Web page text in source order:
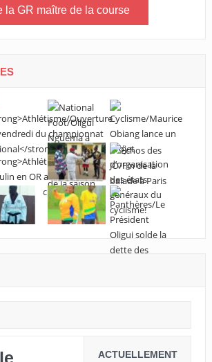
la GR maître de la course
ACTUELLEMENT